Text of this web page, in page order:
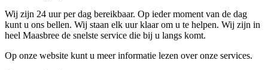
Wij zijn 24 uur per dag bereikbaar. Op ieder moment van de dag
kunt u ons bellen. Wij staan elk uur klaar om u te helpen. Wij zijn in
heel Maasbree de snelste service die bij u langs komt.
Op onze website kunt u meer informatie lezen over onze services.